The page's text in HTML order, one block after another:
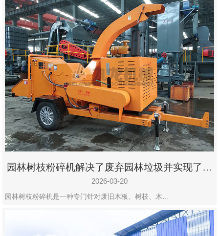
园林树枝粉碎机解决了废弃园林垃圾并实现了再
利用
2026-03-20
园林树枝粉碎机是一种专门针对废旧木板、树枝、木…